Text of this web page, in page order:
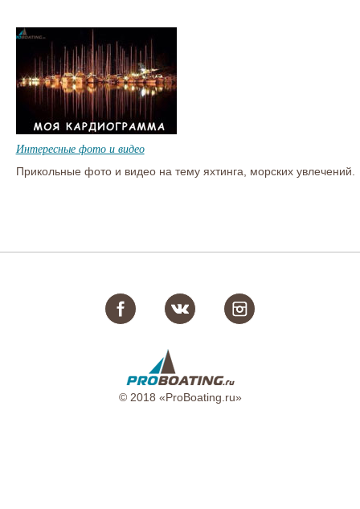
Интересные фото и видео
Прикольные фото и видео на тему яхтинга, морских увлечений.
© 2018 «ProBoating.ru»